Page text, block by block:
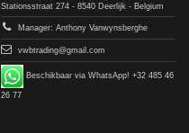
Stationsstraat 274 - 8540 Deerlijk - Belgium
Manager: Anthony Vanwynsberghe
vwbtrading@gmail.com
Beschikbaar via WhatsApp! +32 485 46
26 77